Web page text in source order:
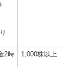
2時
1,000株以上